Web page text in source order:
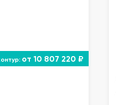
от 10 807 220 ₽